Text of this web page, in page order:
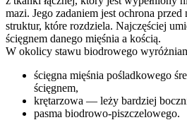
mazi. Jego zadaniem jest ochrona
struktur, które rozdziela. Najczęściej
ścięgnem danego mięśnia a kością.
W okolicy stawu biodrowego
ścięgna mięśnia pośladkowego
ścięgnem,
krętarzowa — leży bardziej
pasma biodrowo-piszczelowego.